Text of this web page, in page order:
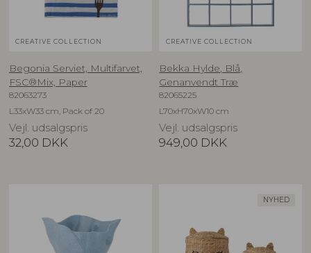
CREATIVE COLLECTION
Begonia Serviet, Multifarvet,
FSC®Mix, Paper
82063273
L33xW33 cm, Pack of 20
Vejl. udsalgspris
32,00 DKK
CREATIVE COLLECTION
Bekka Hylde, Blå,
Genanvendt Træ
82065225
L70xH70xW10 cm
Vejl. udsalgspris
949,00 DKK
NYHED